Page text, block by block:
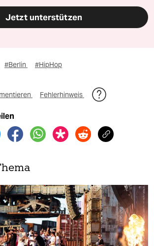
Jetzt unterstützen
#Berlin #HipHop
Fehlerhinweis